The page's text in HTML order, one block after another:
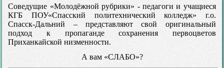
Соведущие «Молодёжной рубрики» - педагоги и учащиеся
КГБ ПОУ«Спасский политехнический колледж» г.о.
Спасск-Дальний – представляют свой оригинальный
подход к пропаганде сохранения первоцветов
Приханкайской низменности.
А вам «СЛАБО»?